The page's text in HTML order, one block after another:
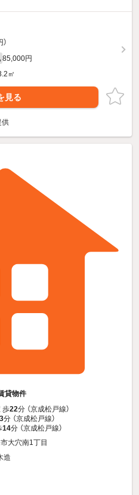
85,000円
㎡
見る
供
貸物件
歩22分 （京成松戸線）
分 （京成松戸線）
14分 （京成松戸線）
大穴南1丁目
造